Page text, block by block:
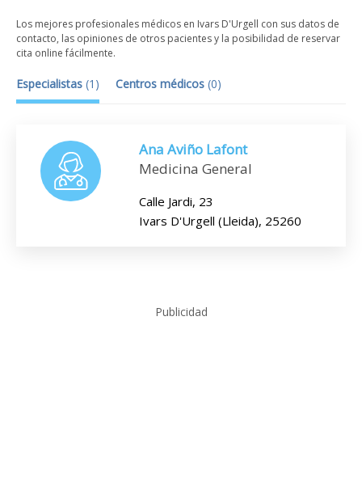
Los mejores profesionales médicos en Ivars D'Urgell con sus datos de
contacto, las opiniones de otros pacientes y la posibilidad de reservar
cita online fácilmente.
Especialistas (1 ) Centros médicos (0)
Ana Aviño Lafont
Medicina General
Calle Jardi, 23
Ivars D'Urgell (Lleida), 25260
Publicidad